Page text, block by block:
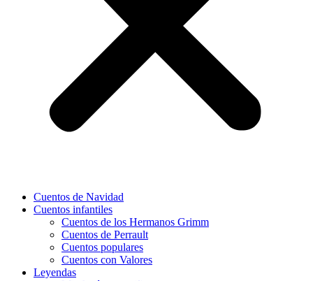
Cuentos de Navidad
Cuentos infantiles
Cuentos de los Hermanos Grimm
Cuentos de Perrault
Cuentos populares
Cuentos con Valores
Leyendas